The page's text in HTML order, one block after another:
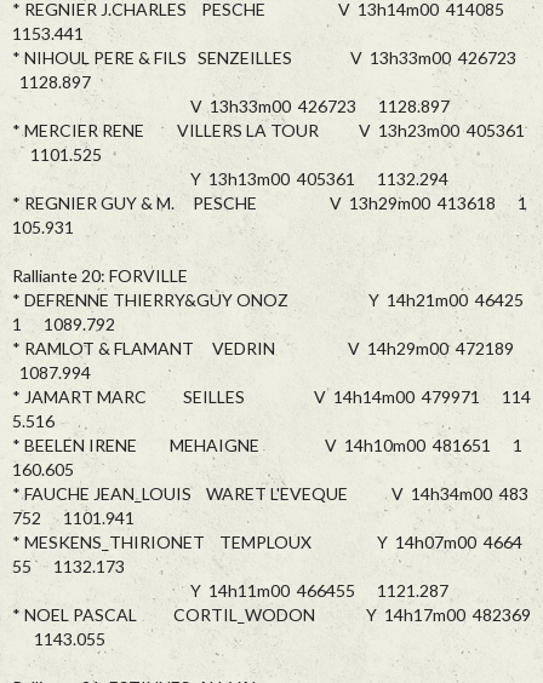
* REGNIER J.CHARLES PESCHE V 13h14m00 414085
1153.441
* NIHOUL PERE & FILS SENZEILLES V 13h33m00 426723
1128.897
V 13h33m00 426723 1128.897
* MERCIER RENE VILLERS LA TOUR V 13h23m00 405361
1101.525
Y 13h13m00 405361 1132.294
* REGNIER GUY & M. PESCHE V 13h29m00 413618 1
105.931
Ralliante 20: FORVILLE
* DEFRENNE THIERRY&GUY ONOZ Y 14h21m00 46425
1 1089.792
* RAMLOT & FLAMANT VEDRIN V 14h29m00 472189
1087.994
* JAMART MARC SEILLES V 14h14m00 479971 114
5.516
* BEELEN IRENE MEHAIGNE V 14h10m00 481651 1
160.605
* FAUCHE JEAN_LOUIS WARET L'EVEQUE V 14h34m00 483
752 1101.941
* MESKENS_THIRIONET TEMPLOUX Y 14h07m00 4664
55 1132.173
Y 14h11m00 466455 1121.287
* NOEL PASCAL CORTIL_WODON Y 14h17m00 482369
1143.055